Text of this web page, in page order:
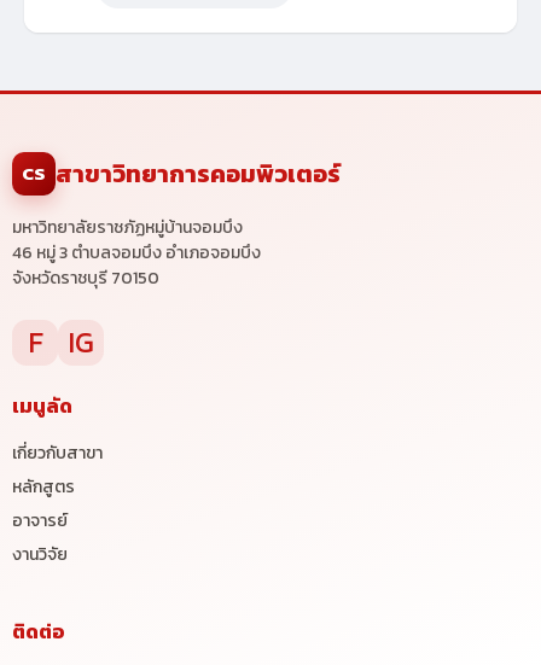
CS สาขาวิทยาการคอมพิวเตอร์
มหาวิทยาลัยราชภัฏหมู่บ้านจอมบึง
46 หมู่ 3 ตำบลจอมบึง อำเภอจอมบึง
จังหวัดราชบุรี 70150
F IG
เมนูลัด
เกี่ยวกับสาขา
หลักสูตร
อาจารย์
งานวิจัย
ติดต่อ